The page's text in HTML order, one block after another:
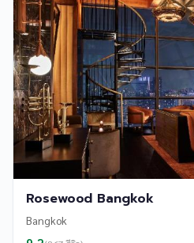
Rosewood Bangkok
Bangkok